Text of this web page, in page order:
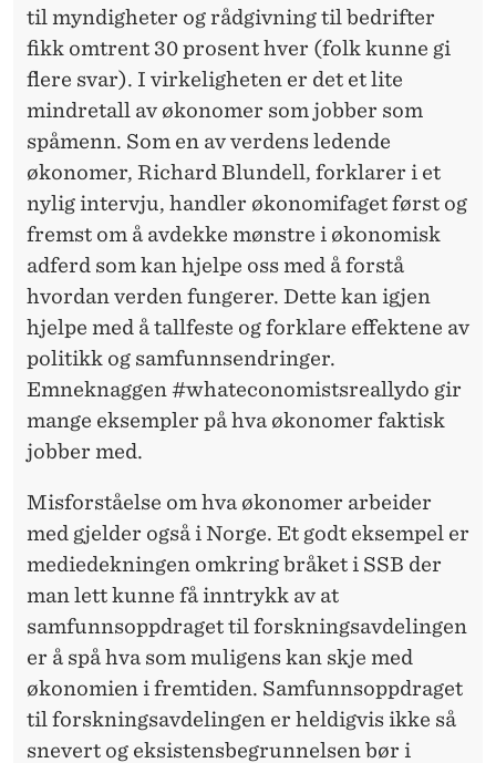
til myndigheter og rådgivning til bedrifter
fikk omtrent 30 prosent hver (folk kunne gi
flere svar). I virkeligheten er det et lite
mindretall av økonomer som jobber som
spåmenn. Som en av verdens ledende
økonomer, Richard Blundell, forklarer i et
nylig intervju, handler økonomifaget først og
fremst om å avdekke mønstre i økonomisk
adferd som kan hjelpe oss med å forstå
hvordan verden fungerer. Dette kan igjen
hjelpe med å tallfeste og forklare effektene av
politikk og samfunnsendringer.
Emneknaggen #whateconomistsreallydo gir
mange eksempler på hva økonomer faktisk
jobber med.
Misforståelse om hva økonomer arbeider
med gjelder også i Norge. Et godt eksempel er
mediedekningen omkring bråket i SSB der
man lett kunne få inntrykk av at
samfunnsoppdraget til forskningsavdelingen
er å spå hva som muligens kan skje med
økonomien i fremtiden. Samfunnsoppdraget
til forskningsavdelingen er heldigvis ikke så
snevert og eksistensbegrunnelsen bør i